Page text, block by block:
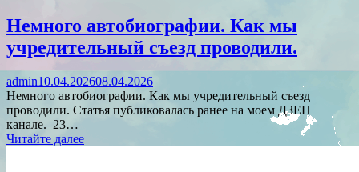
Немного автобиографии. Как мы
учредительный съезд проводили.
admin10.04.202608.04.2026
Немного автобиографии. Как мы учредительный съезд
проводили. Статья публиковалась ранее на моем ДЗЕН
канале. 23…
Читайте далее